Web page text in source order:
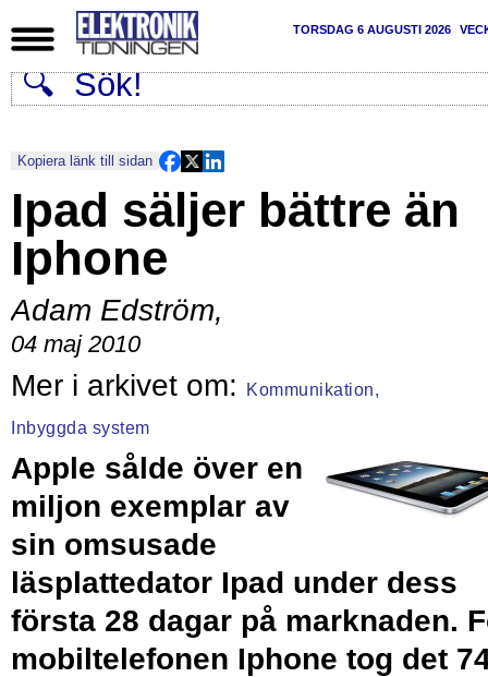
TORSDAG 6 AUGUSTI 2026
Kopiera länk till sidan
Ipad säljer bättre än
Iphone
Adam Edström,
04 maj 2010
Kommunikation,
Inbyggda system
Apple sålde över en
miljon exemplar av
sin omsusade
läsplattedator Ipad under dess
första 28 dagar på marknaden.
mobiltelefonen Iphone tog det